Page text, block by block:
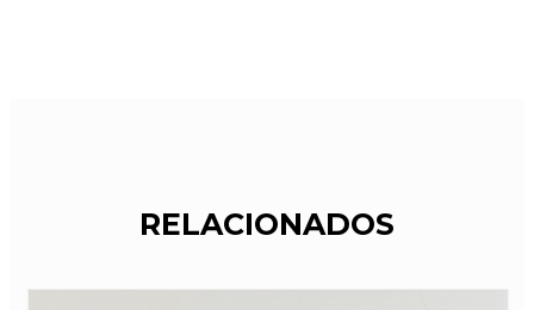
RELACIONADOS